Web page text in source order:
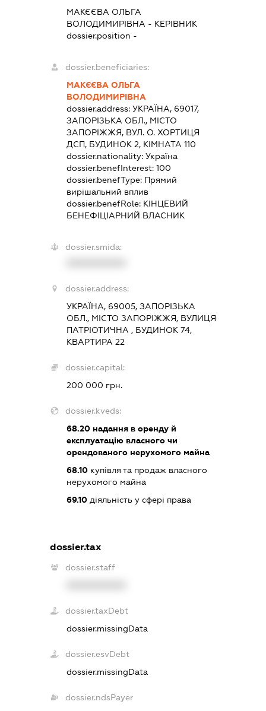
МАКЄЄВА ОЛЬГА
ВОЛОДИМИРІВНА - КЕРІВНИК
dossier.position -
dossier.beneficiaries:
МАКЄЄВА ОЛЬГА
ВОЛОДИМИРІВНА
dossier.address: УКРАЇНА, 69017,
ЗАПОРІЗЬКА ОБЛ., МІСТО
ЗАПОРІЖЖЯ, ВУЛ. О. ХОРТИЦЯ
ДСП, БУДИНОК 2, КІМНАТА 110
dossier.nationality: Україна
dossier.benefInterest: 100
dossier.benefType: Прямий
вирішальний вплив
dossier.benefRole: КІНЦЕВИЙ
БЕНЕФІЦІАРНИЙ ВЛАСНИК
dossier.smida:
dossier.address:
УКРАЇНА, 69005, ЗАПОРІЗЬКА
ОБЛ., МІСТО ЗАПОРІЖЖЯ, ВУЛИЦЯ
ПАТРІОТИЧНА , БУДИНОК 74,
КВАРТИРА 22
dossier.capital:
200 000 грн.
dossier.kveds:
68.20надання в оренду й
експлуатацію власного чи
орендованого нерухомого майна
68.10купівля та продаж власного
нерухомого майна
69.10діяльність у сфері права
dossier.tax
dossier.staff
dossier.taxDebt
dossier.missingData
dossier.esvDebt
dossier.missingData
dossier.ndsPayer